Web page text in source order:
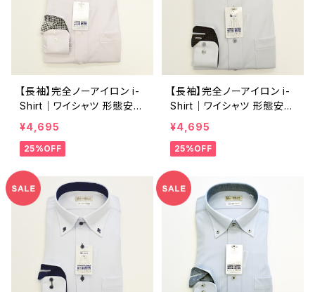
【長袖】完全ノーアイロン i-
Shirt｜ワイシャツ 形態安定
レギュラーシルエット ボタン
ダウン ドビー メンズ ビジネ
ス dhw397a-bd-91 ラベ
¥4,695
25%OFF
【長袖】完全ノーアイロン i-
Shirt｜ワイシャツ 形態安定
レギュラーシルエット ボタン
ダウン ドビー メンズ ビジネ
ス dhw397a-bd-12 L.グレ
¥4,695
25%OFF